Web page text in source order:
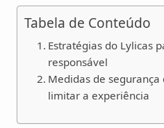
Tabela de Conteúdo
Estratégias do Lylicas
responsável
Medidas de
limitar a experiência